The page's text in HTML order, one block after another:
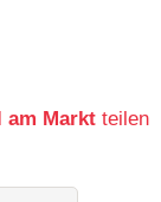
am Markt teilen